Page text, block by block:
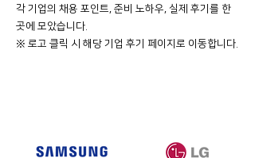
각 기업의 채용 포인트, 준비 노하우, 실제 후기를 한
곳에 모았습니다.
​※ 로고 클릭 시 해당 기업 후기 페이지로 이동합니다.